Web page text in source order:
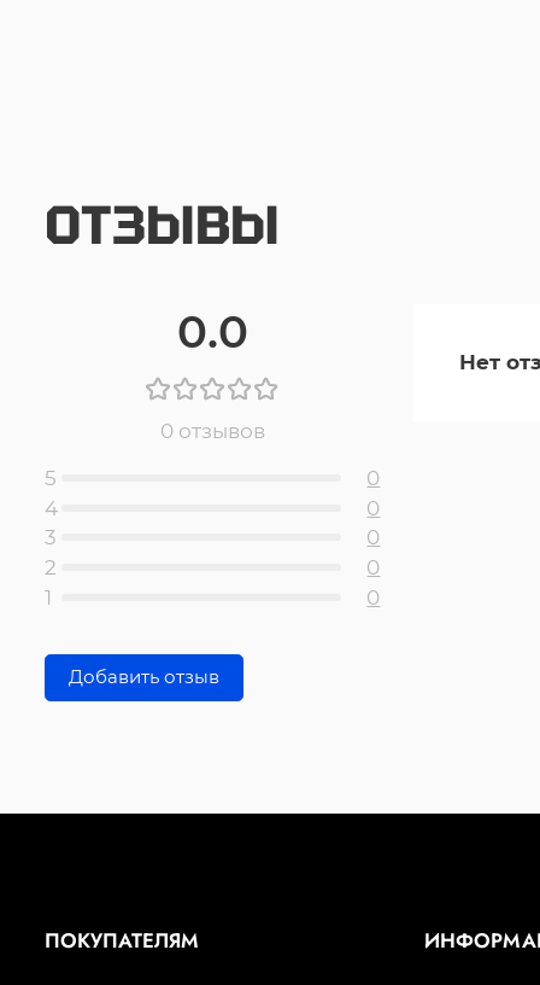
</table>
ОТЗЫВЫ
0.0
0 отзывов
5
0
4
0
3
0
2
0
1
0
Добавить отзыв
Нет
ПОКУПАТЕЛЯМ